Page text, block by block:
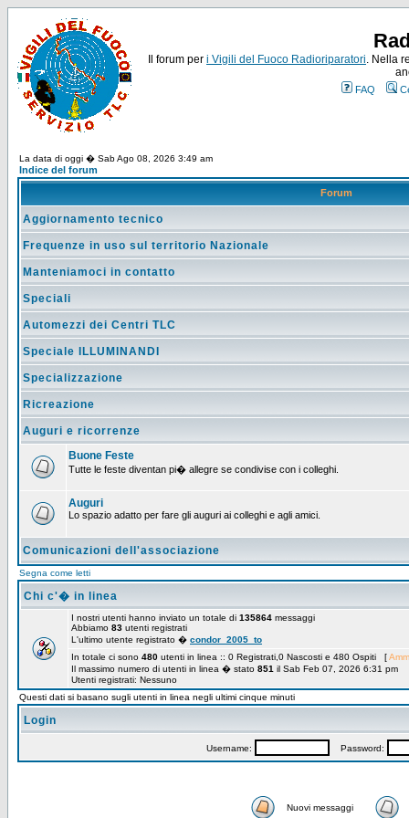
Il forum per i Vigili del Fuoco Radioriparatori. Nella
FAQ
La data di oggi � Sab Ago 08, 2026 3:49 am
Indice del forum
Forum
Aggiornamento tecnico
Frequenze in uso sul territorio Nazionale
Manteniamoci in contatto
Speciali
Automezzi dei Centri TLC
Speciale ILLUMINANDI
Specializzazione
Ricreazione
Auguri e ricorrenze
Buone Feste
Tutte le feste diventan pi� allegre se condivise con i colleghi.
Auguri
Lo spazio adatto per fare gli auguri ai colleghi e agli amici.
Comunicazioni dell'associazione
Segna come letti
Chi c'� in linea
I nostri utenti hanno inviato un totale di 135864 messaggi
Abbiamo 83 utenti registrati
L'ultimo utente registrato � condor_2005_to
In totale ci sono 480 utenti in linea :: 0 Registrati,0 Nascosti e 480 Ospiti [
Il massimo numero di utenti in linea � stato 851 il Sab Feb 07, 2026 6:31 pm
Utenti registrati: Nessuno
Questi dati si basano sugli utenti in linea negli ultimi cinque minuti
Login
Username: Password:
Nuovi messaggi